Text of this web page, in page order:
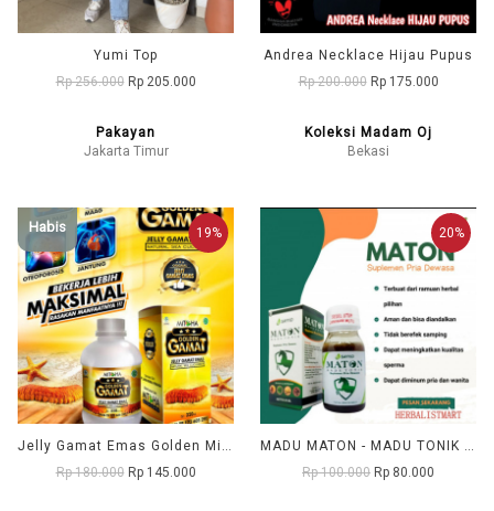
Yumi Top
Rp 256.000 Rp 205.000
Pakayan
Jakarta Timur
Andrea Necklace Hijau Pupus
Rp 200.000 Rp 175.000
Koleksi Madam Oj
Bekasi
19%
Habis
Jelly Gamat Emas Golden Mitoha
Rp 180.000 Rp 145.000
20%
MADU MATON - MADU TONIK CAP SAYYID
Rp 100.000 Rp 80.000